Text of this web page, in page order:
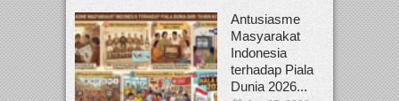
Antusiasme
Masyarakat
Indonesia
terhadap Piala
Dunia 2026...